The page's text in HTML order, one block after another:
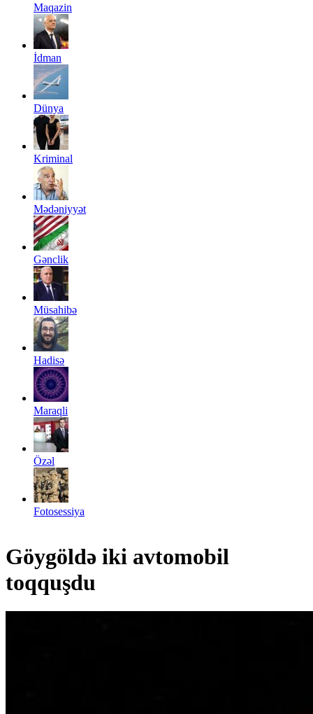
Maqazin
İdman
Dünya
Kriminal
Mədəniyyət
Gənclik
Müsahibə
Hadisə
Maraqli
Özəl
Fotosessiya
Göygöldə iki avtomobil
toqquşdu